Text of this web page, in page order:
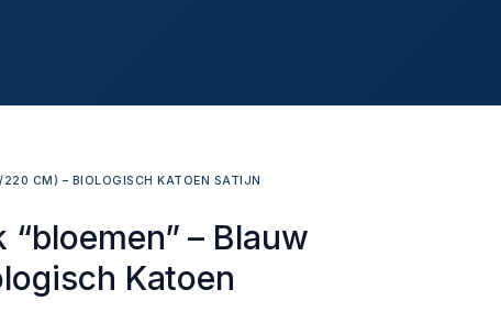
220 CM) – BIOLOGISCH KATOEN SATIJN
– Blauw
Katoen